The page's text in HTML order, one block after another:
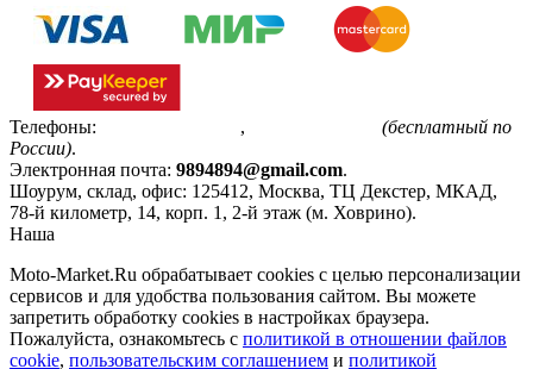
Телефоны: ,
(бесплатный по
России).
Электронная почта: 9894894@gmail.com.
Шоурум, склад, офис: 125412, Москва, ТЦ Декстер, МКАД,
78-й километр, 14, корп. 1, 2-й этаж (м. Ховрино).
Наша
Moto-Market.Ru обрабатывает сookies с целью персонализации
сервисов и для удобства пользования сайтом. Вы можете
запретить обработку сookies в настройках браузера.
Пожалуйста, ознакомьтесь с политикой в отношении файлов
cookie, пользовательским соглашением и политикой